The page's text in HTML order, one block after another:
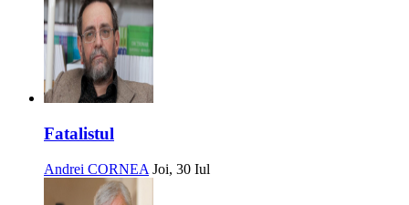
Fatalistul
Andrei CORNEA Joi, 30 Iul